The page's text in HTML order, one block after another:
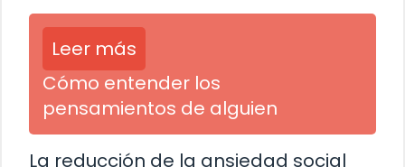
Leer más
Cómo entender los
pensamientos de alguien
La reducción de la ansiedad social